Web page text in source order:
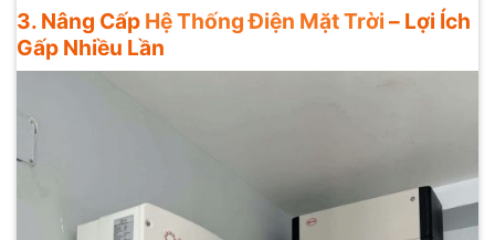
3. Nâng Cấp Hệ Thống Điện Mặt Trời – Lợi Ích
Gấp Nhiều Lần